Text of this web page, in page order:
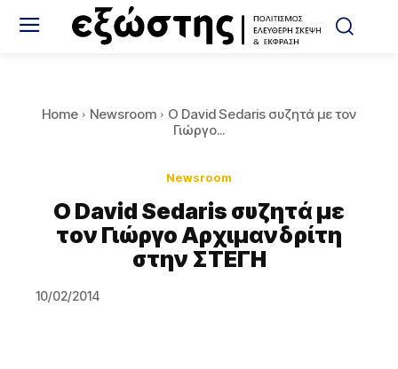
Home Newsroom
Ο David Sedaris συζητά με τον
Γιώργο...
Newsroom
Ο David Sedaris συζητά με
τον Γιώργο Αρχιμανδρίτη
στην ΣΤΕΓΗ
10/02/2014